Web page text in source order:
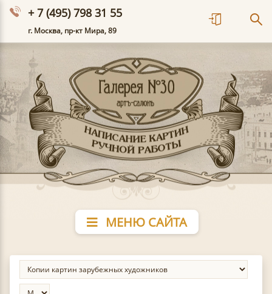
+ 7 (495) 798 31 55
г. Москва, пр-кт Мира, 89
МЕНЮ САЙТА